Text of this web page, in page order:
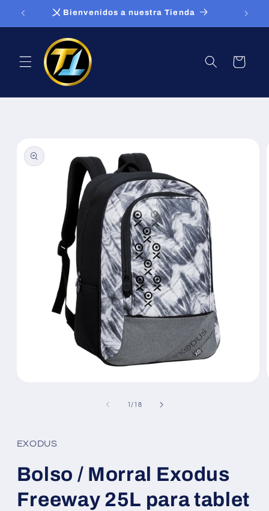
directamente
al contenido
〤 Bienvenidos a nuestra Tienda
Carrito
información
ventana
modal
1 /de
18
EXODUS
Bolso / Morral Exodus
Freeway 25L para tablet